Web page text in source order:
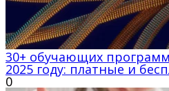
30+ обучающих
2025 году: платные и
0